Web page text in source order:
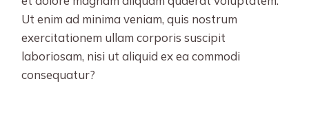
Ut enim ad minima veniam, quis nostrum
exercitationem ullam corporis suscipit
laboriosam, nisi ut aliquid ex ea commodi
consequatur?